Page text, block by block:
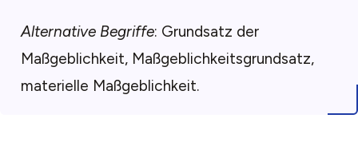
Alternative Begriffe: Grundsatz der
Maßgeblichkeit, Maßgeblichkeitsgrundsatz,
materielle Maßgeblichkeit.